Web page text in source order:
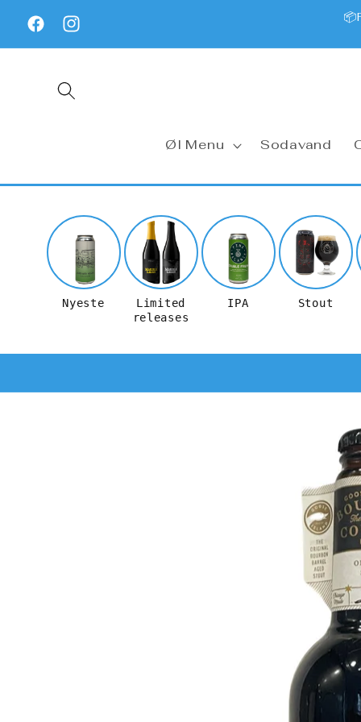
Gå til
indhold
FacebookInstagram
Øl Menu Sodavand
Nyeste
Limited
releases
IPA Stout